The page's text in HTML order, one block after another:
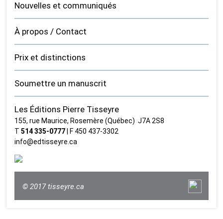
Nouvelles et communiqués
À propos / Contact
Prix et distinctions
Soumettre un manuscrit
Les Éditions Pierre Tisseyre
155, rue Maurice, Rosemère (Québec) J7A 2S8
T514 335‑0777 | F 450 437‑3302
info@edtisseyre.ca
© 2017 tisseyre.ca